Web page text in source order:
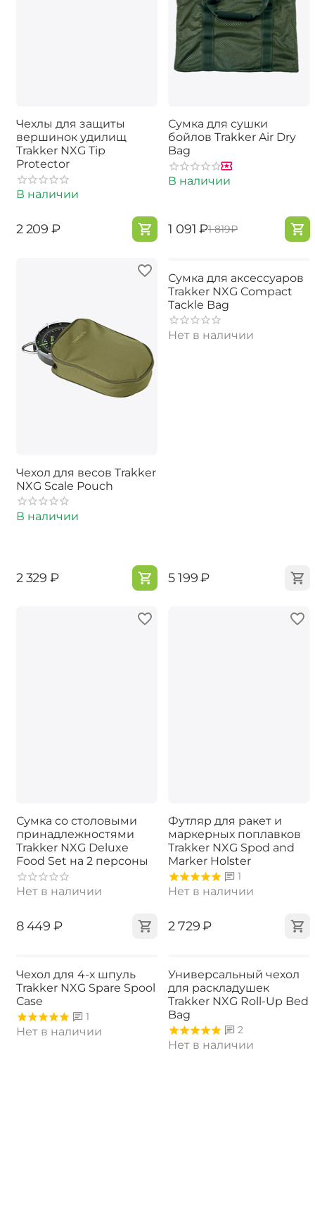
Чехлы для защиты
вершинок удилищ
Trakker NXG Tip
Protector
В наличии
‍2 209‍ ₽
Сумка для сушки
бойлов Trakker Air Dry
Bag
В наличии
‍1 091‍ ₽‍1 819‍₽
Чехол для весов Trakker
NXG Scale Pouch
В наличии
‍2 329‍ ₽
Сумка для аксессуаров
Trakker NXG Compact
Tackle Bag
Нет в наличии
‍5 199‍₽
Сумка со столовыми
принадлежностями
Trakker NXG Deluxe
Food Set на 2 персоны
Нет в наличии
‍8 449‍ ₽
Футляр для ракет и
маркерных поплавков
Trakker NXG Spod and
Marker Holster
1
Нет в наличии
‍2 729‍₽
Чехол для 4-х шпуль
Trakker NXG Spare Spool
Case
1
Нет в наличии
Универсальный чехол
для раскладушек
Trakker NXG Roll-Up Bed
Bag
2
Нет в наличии